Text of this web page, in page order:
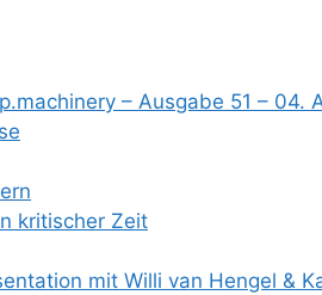
– Ausgabe 51 – 04.
kritischer Zeit
mit Willi van Hengel &